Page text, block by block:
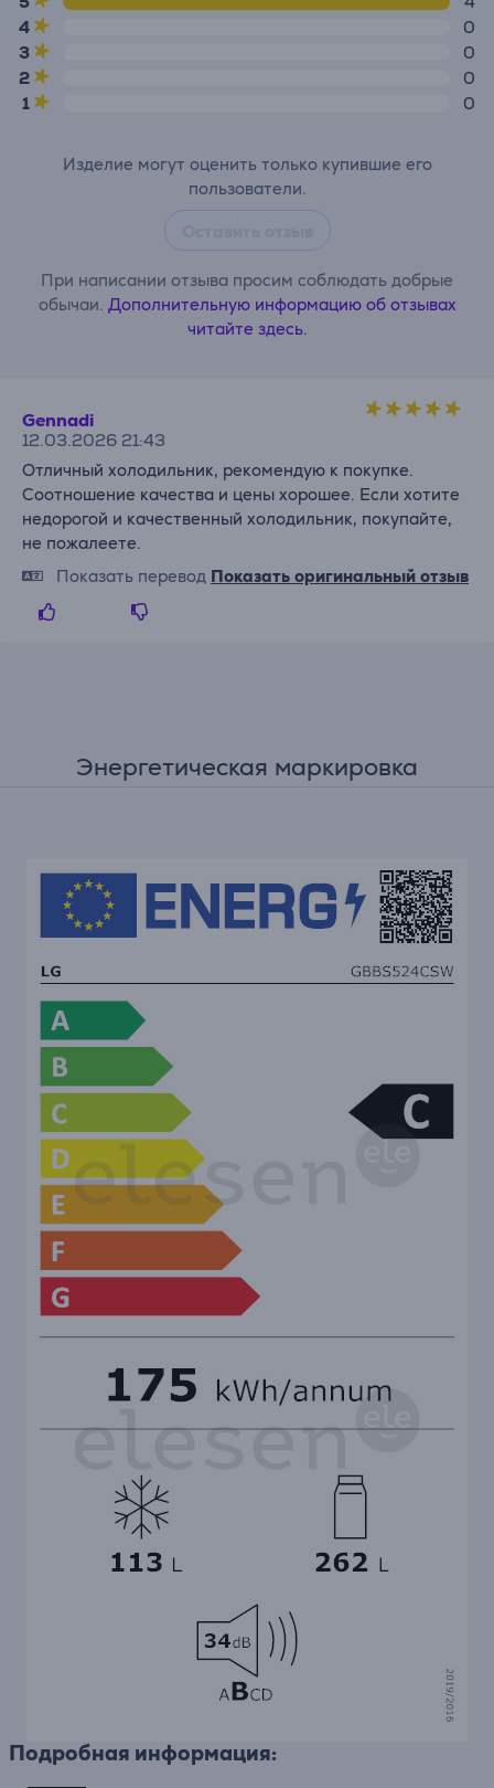
4
0
3
0
2
0
1
0
Изделие могут оценить только купившие его
пользователи.
При написании отзыва просим соблюдать добрые
обычаи. Дополнительную информацию об отзывах
читайте здесь.
Gennadi
12.03.2026 21:43
Отличный холодильник, рекомендую к покупке.
Соотношение качества и цены хорошее. Если хотите
недорогой и качественный холодильник, покупайте,
не пожалеете.
Показать перевод Показать оригинальный отзыв
Энергетическая маркировка
Подробная информация: